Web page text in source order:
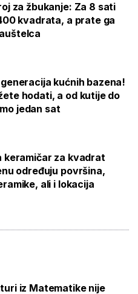
za žbukanje: Za 8 sati
kvadrata, a prate ga
kućnih bazena!
hodati, a od kutije do
jedan sat
keramičar za kvadrat
određuju površina,
ali i lokacija
iz Matematike nije